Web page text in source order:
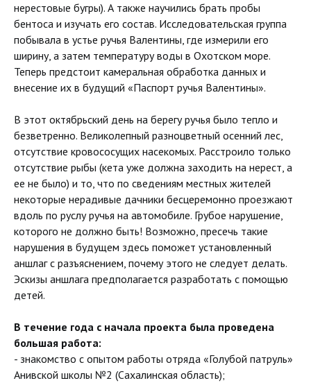
нерестовые бугры). А также научились брать пробы
бентоса и изучать его состав. Исследовательская группа
побывала в устье ручья Валентины, где измерили его
ширину, а затем температуру воды в Охотском море.
Теперь предстоит камеральная обработка данных и
внесение их в будущий «Паспорт ручья Валентины».
В этот октябрьский день на берегу ручья было тепло и
безветренно. Великолепный разноцветный осенний лес,
отсутствие кровососущих насекомых. Расстроило только
отсутствие рыбы (кета уже должна заходить на нерест, а
ее не было) и то, что по сведениям местных жителей
некоторые нерадивые дачники бесцеремонно проезжают
вдоль по руслу ручья на автомобиле. Грубое нарушение,
которого не должно быть! Возможно, пресечь такие
нарушения в будущем здесь поможет установленный
аншлаг с разъяснением, почему этого не следует делать.
Эскизы аншлага предполагается разработать с помощью
детей.
В течение года с начала проекта была проведена
большая работа:
- знакомство с опытом работы отряда «Голубой патруль»
Анивской школы №2 (Сахалинская область);